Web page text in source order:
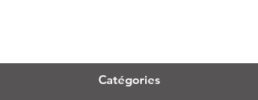
Catégories